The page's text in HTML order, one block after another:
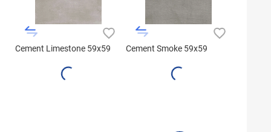
Cement Limestone 59x59 Cement Smoke 59x59